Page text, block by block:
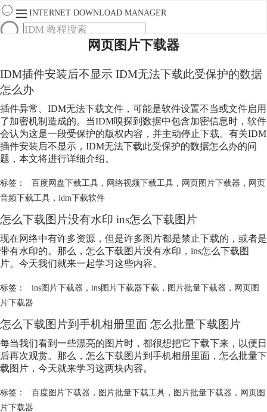
INTERNET DOWNLOAD MANAGER
下载
服务
网页图片下载器
IDM插件安装后不显示 IDM无法下载此受保护的数据
怎么办
插件异常、IDM无法下载文件，可能是软件设置不当或文件启用
了加密机制造成的。当IDM嗅探到数据中包含加密信息时，软件
会认为这是一段受保护的版权内容，并主动停止下载。有关IDM
插件安装后不显示，IDM无法下载此受保护的数据怎么办的问
题，本文将进行详细介绍。
标签： 百度网盘下载工具， 网络视频下载工具， 网页图片下载器 ， 网页
音频下载工具 ， idm下载软件
怎么下载图片没有水印 ins怎么下载图片
现在网络中有许多资源，但是许多图片都是禁止下载的，或者是
带有水印的。那么，怎么下载图片没有水印，ins怎么下载图
片。今天我们就来一起学习这些内容。
标签： ins图片下载器 ， ins图片下载器下载 ， 图片批量下载器 ， 网页图
片下载器
怎么下载图片到手机相册里面 怎么批量下载图片
每当我们看到一些漂亮的图片时，都很想把它下载下来，以便日
后再次观赏。那么，怎么下载图片到手机相册里面，怎么批量下
载图片，今天就来学习这两块内容。
标签： 百度图片下载器 ， 图片批量下载工具， 图片批量下载器 ， 网页图
片下载器